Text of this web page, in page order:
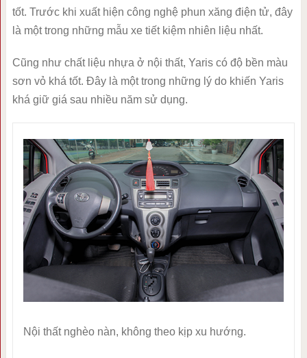
tốt. Trước khi xuất hiện công nghệ phun xăng điện tử, đây
là một trong những mẫu xe tiết kiệm nhiên liệu nhất.
Cũng như chất liệu nhựa ở nội thất, Yaris có độ bền màu
sơn vỏ khá tốt. Đây là một trong những lý do khiến Yaris
khá giữ giá sau nhiều năm sử dụng.
Nội thất nghèo nàn, không theo kịp xu hướng.